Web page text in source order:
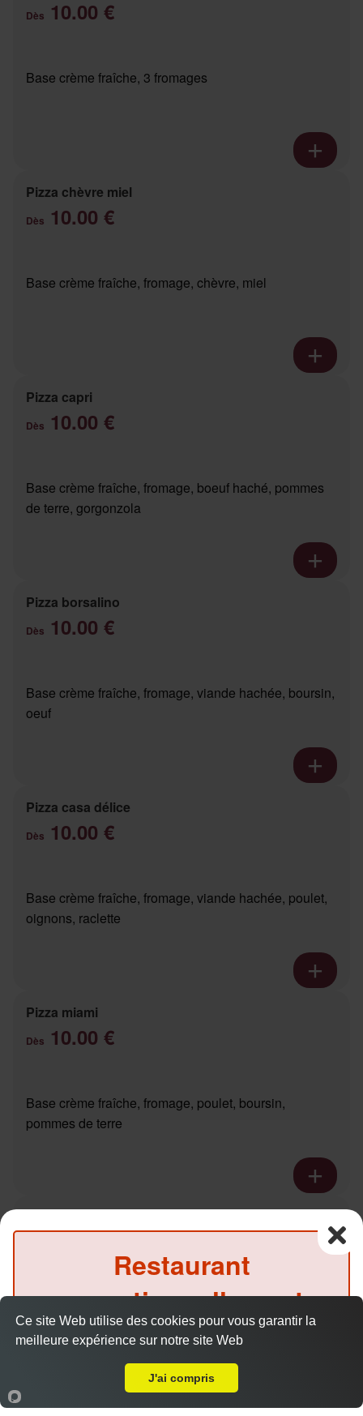
Dès 10.00 €
Base crème fraîche, 3 fromages
Pizza chèvre miel
Dès 10.00 €
Base crème fraîche, fromage, chèvre, miel
Pizza capri
Dès 10.00 €
Base crème fraîche, fromage, boeuf haché, pommes
de terre, gorgonzola
Pizza borsalino
Dès 10.00 €
Base crème fraîche, fromage, viande hachée, boursin,
oeuf
Pizza casa délice
Dès 10.00 €
Base crème fraîche, fromage, viande hachée, poulet,
oignons, raclette
Pizza miami
Dès 10.00 €
Base crème fraîche, fromage, poulet, boursin,
pommes de terre
10.00 €
Accueil Panier Compte
Restaurant
exceptionnellement
fermé ce midi
(Précommande possible)
Ce site Web utilise des cookies pour vous garantir la
meilleure expérience sur notre site Web
J'ai compris